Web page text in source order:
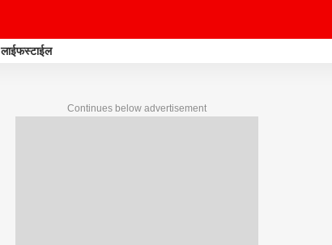
लाईफस्टाईल
Continues below advertisement